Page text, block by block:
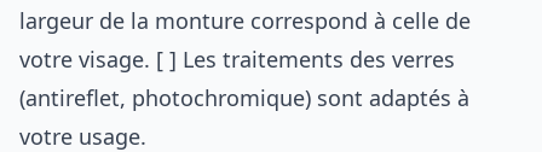
largeur de la monture correspond à celle de
votre visage. [ ] Les traitements des verres
(antireflet, photochromique) sont adaptés à
votre usage.